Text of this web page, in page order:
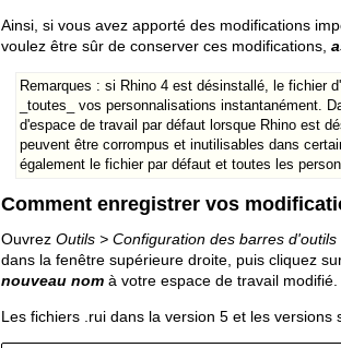
Ainsi, si vous avez apporté des modifications
voulez être sûr de conserver ces modifications,
Remarques : si Rhino 4 est désinstallé, le fichier
_toutes_ vos personnalisations instantanément.
d'espace de travail par défaut lorsque Rhino est
peuvent être corrompus et inutilisables dans
également le fichier par défaut et toutes les
Comment enregistrer vos
Ouvrez Outils > Configuration des barres d'outils
dans la fenêtre supérieure droite, puis cliquez
nouveau nom à votre espace de travail
Les fichiers .rui dans la version 5 et les